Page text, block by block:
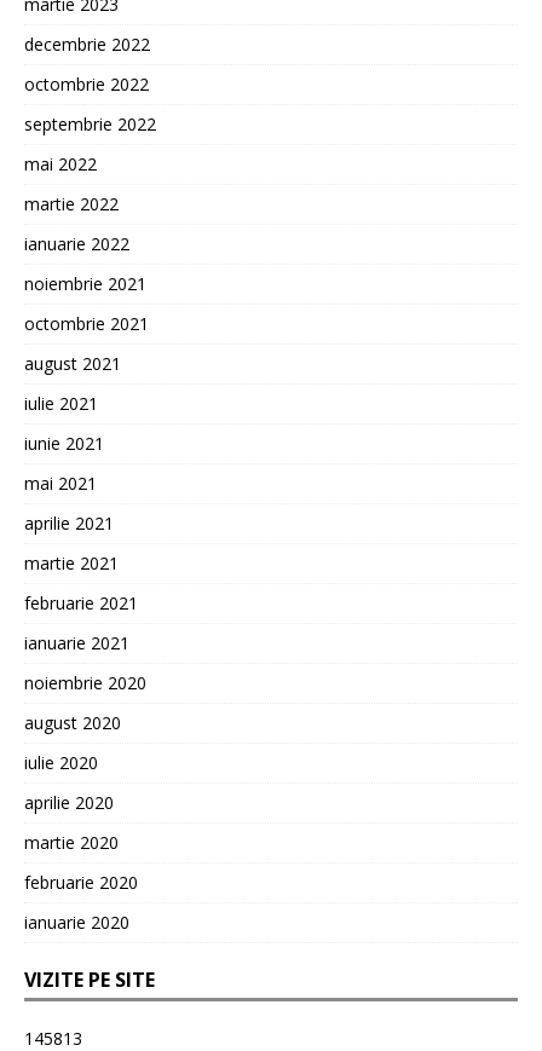
decembrie 2022
octombrie 2022
septembrie 2022
mai 2022
martie 2022
ianuarie 2022
noiembrie 2021
octombrie 2021
august 2021
iulie 2021
iunie 2021
mai 2021
aprilie 2021
martie 2021
februarie 2021
ianuarie 2021
noiembrie 2020
august 2020
iulie 2020
aprilie 2020
martie 2020
februarie 2020
ianuarie 2020
VIZITE PE SITE
145813